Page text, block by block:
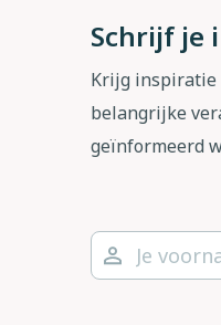
Schrijf je
Krijg inspiratie
belangrijke
geïnformeerd